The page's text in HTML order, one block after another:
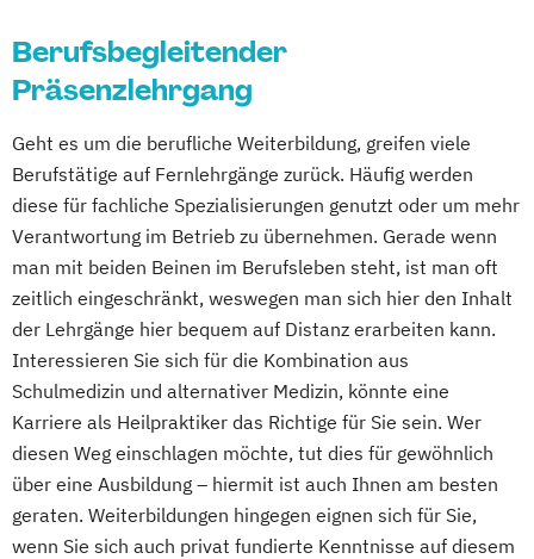
Berufsbegleitender
Präsenzlehrgang
Geht es um die berufliche Weiterbildung, greifen viele
Berufstätige auf Fernlehrgänge zurück. Häufig werden
diese für fachliche Spezialisierungen genutzt oder um mehr
Verantwortung im Betrieb zu übernehmen. Gerade wenn
man mit beiden Beinen im Berufsleben steht, ist man oft
zeitlich eingeschränkt, weswegen man sich hier den Inhalt
der Lehrgänge hier bequem auf Distanz erarbeiten kann.
Interessieren Sie sich für die Kombination aus
Schulmedizin und alternativer Medizin, könnte eine
Karriere als Heilpraktiker das Richtige für Sie sein. Wer
diesen Weg einschlagen möchte, tut dies für gewöhnlich
über eine Ausbildung – hiermit ist auch Ihnen am besten
geraten. Weiterbildungen hingegen eignen sich für Sie,
wenn Sie sich auch privat fundierte Kenntnisse auf diesem